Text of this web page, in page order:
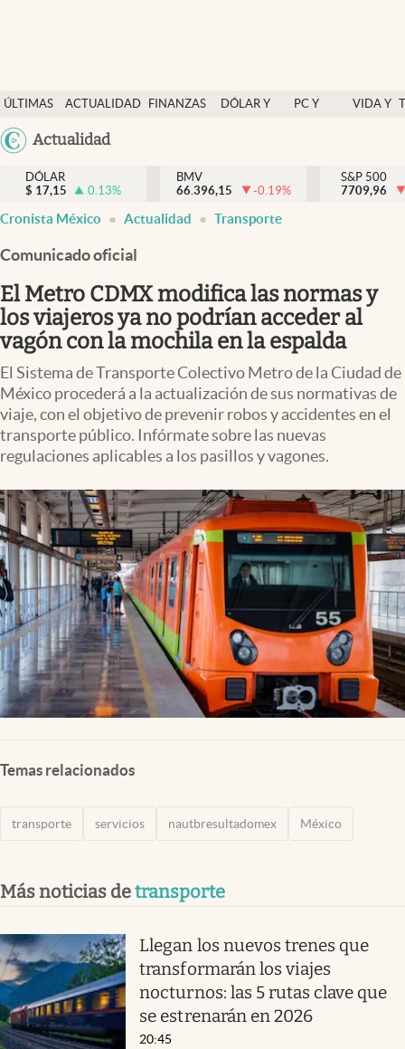
ÚLTIMAS
NOTICIAS
ACTUALIDAD
FINANZAS
DÓLAR Y
PC Y
VIDA Y
México
Actualidad
Actualidad
Finanzas y economía
Dólar y mercados
Pc y celular
Vida y estilo
Tv
Clima
Espiritualidad
abre en nueva pestaña
México
DÓLAR
$ 17,15 0.13%
BMV
66.396,15
-0.19%
S&P 500
7709,96
Cronista México Actualidad Transporte
Comunicado oficial
El Metro CDMX modifica las normas y
los viajeros ya no podrían acceder al
vagón con la mochila en la espalda
El Sistema de Transporte Colectivo Metro de la Ciudad de
México procederá a la actualización de sus normativas de
viaje, con el objetivo de prevenir robos y accidentes en el
transporte público. Infórmate sobre las nuevas
regulaciones aplicables a los pasillos y vagones.
Temas relacionados
transporte servicios nautbresultadomex México
Más noticias detransporte
Llegan los nuevos trenes que
transformarán los viajes
nocturnos: las 5 rutas clave que
se estrenarán en 2026
20:45